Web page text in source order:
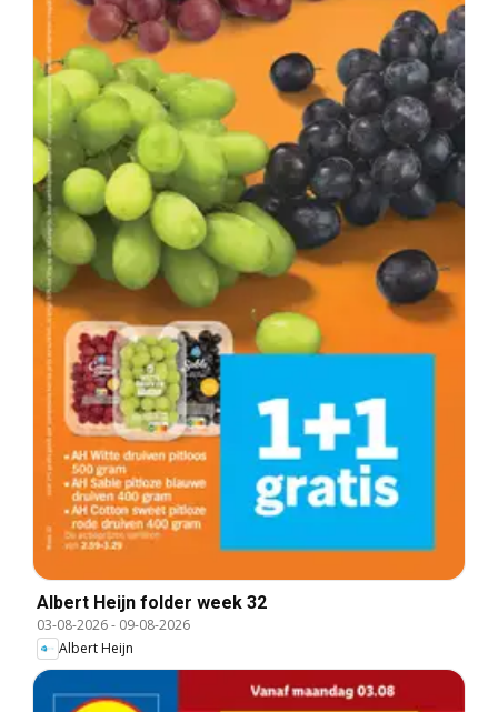
Albert Heijn folder week 32
03-08-2026- 09-08-2026
Albert Heijn